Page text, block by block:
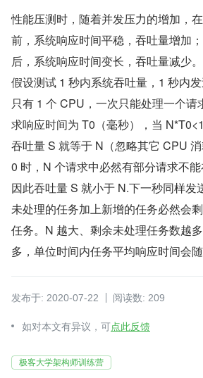
性能压测时，随着并发压力的增加，
前，系统响应时间平稳，吞吐量增加
后，系统响应时间变长，吞吐量减少。
假设测试 1 秒内系统吞吐量，1 秒内
只有 1 个 CPU，一次只能处理一个请
求响应时间为 T0（毫秒），当
吞吐量 S 就等于 N（忽略其它 CPU
0 时，N 个请求中必然有部分请求不能
因此吞吐量 S 就小于 N.下一秒同样发
未处理的任务加上新增的任务必然会
任务。N 越大、剩余未处理任务数越
多，单位时间内任务平均响应时间会随
发布于: 2020-07-22 阅读数: 209
如对本文有异议，可点此反馈
极客大学架构师训练营